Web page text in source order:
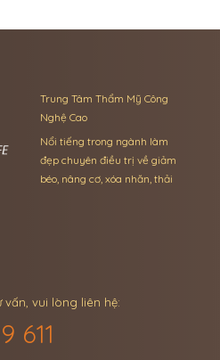
Trung Tâm Thẩm Mỹ Công
Nghệ Cao
Nổi tiếng trong ngành làm
đẹp chuyên điều trị về giảm
béo, nâng cơ, xóa nhăn, thải
vui lòng liên hệ:
611